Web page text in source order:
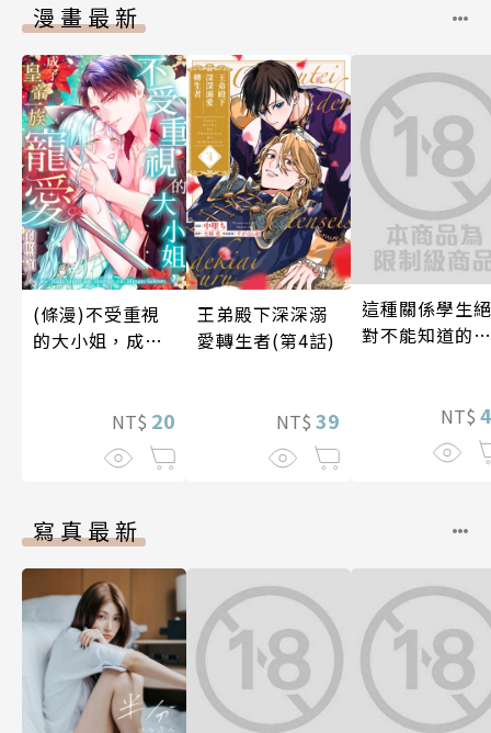
漫畫最新
(條漫)不受重視
的大小姐，成了
NT$ 20
王弟殿下深深溺
愛轉生者(第4話)
NT$ 39
這種關係學生絕
對不能知道的
兩人是甜蜜的現
在進行式～ 04
NT$
寫真最新